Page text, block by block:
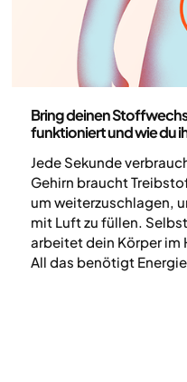
Bring deinen
funktioniert und wie du
Jede Sekunde
Gehirn braucht
um weiterzuschlagen,
mit Luft zu füllen.
arbeitet dein Körper im
All das benötigt